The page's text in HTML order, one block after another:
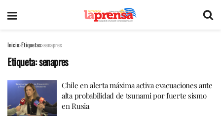
Inicio Etiquetas senapres
Etiqueta:senapres
Chile en alerta máxima activa evacuaciones ante
alta probabilidad de tsunami por fuerte sismo
en Rusia